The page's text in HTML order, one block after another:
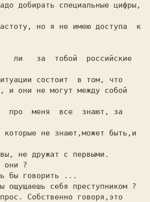
добирать специальные цифры,
но я не имею доступа  к
ли   за  тобой  российские
состоит  в том, что
и они не могут между собой
про  меня  все  знают, за
не знают,может быть,и
не дружат с первыми.
они ?
бы говорить ...
себя преступником ?
Собственно говоря,это